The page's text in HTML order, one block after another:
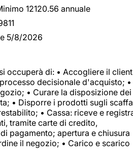
12120.56 annuale
5/8/2026
occuperà di: • Accogliere il
decisionale d'acquisto; •
• Curare la disposizione dei
• Disporre i prodotti sugli
• Cassa: riceve e
tramite carte di credito,
pagamento; apertura e chiusura
il negozio; • Carico e scarico